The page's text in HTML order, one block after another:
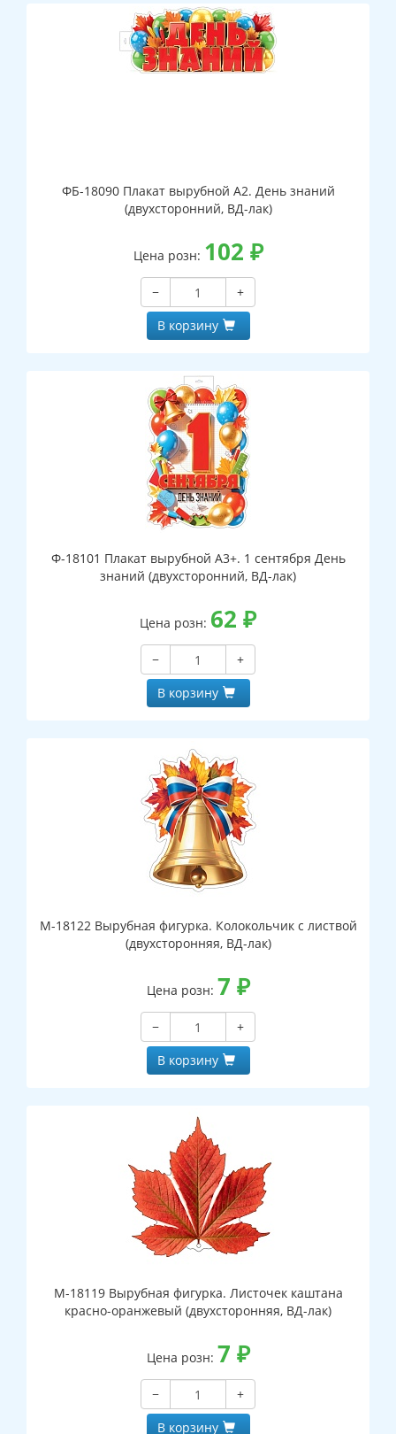
ФБ-18090 Плакат вырубной А2. День знаний
(двухсторонний, ВД-лак)
Цена розн: 102 ₽
−
+
В корзину
Ф-18101 Плакат вырубной А3+. 1 сентября День
знаний (двухсторонний, ВД-лак)
Цена розн: 62 ₽
−
+
В корзину
М-18122 Вырубная фигурка. Колокольчик с листвой
(двухсторонняя, ВД-лак)
Цена розн: 7 ₽
−
+
В корзину
М-18119 Вырубная фигурка. Листочек каштана
красно-оранжевый (двухсторонняя, ВД-лак)
Цена розн: 7 ₽
−
+
В корзину